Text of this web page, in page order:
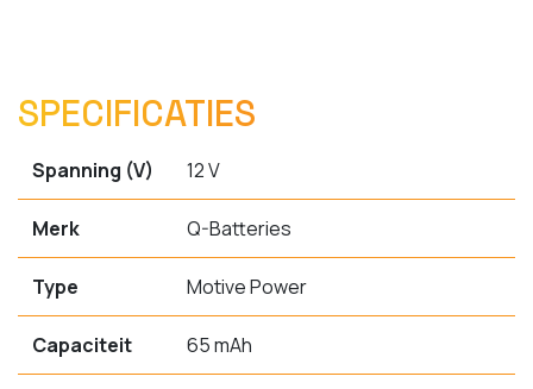
SPECIFICATIES
Spanning (V) 12 V
Merk Q-Batteries
Type Motive Power
Capaciteit 65 mAh